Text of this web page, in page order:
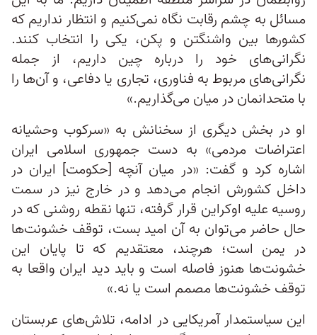
مسائل به چشم رقابت نگاه نمی‌کنیم و انتظار نداریم که
کشورها بین واشنگتن و پکن، یکی را انتخاب کنند.
نگرانی‌های خود را درباره چین داریم، از جمله
نگرانی‌های مربوط به فناوری، تجاری یا دفاعی، و آن‌ها را
با متحدانمان در میان می‌گذاریم.»
او در بخش دیگری از سخنانش به «سرکوب وحشیانه
اعتراضات مردمی» به دست جمهوری اسلامی ایران
اشاره کرد و گفت: «در میان آنچه [حکومت] ایران در
داخل کشورش انجام می‌دهد و در خارج نیز در سمت
روسیه علیه اوکراین قرار گرفته، تنها نقطه روشنی که در
حال حاضر می‌توان به آن امید بست، توقف خشونت‌ها
در یمن است؛ هرچند، معتقدیم که تا پایان این
خشونت‌ها هنوز فاصله است و باید دید ایران واقعا به
توقف خشونت‌ها مصمم است یا نه.»
این سیاستمدار آمریکایی در ادامه، تلاش‌های عربستان